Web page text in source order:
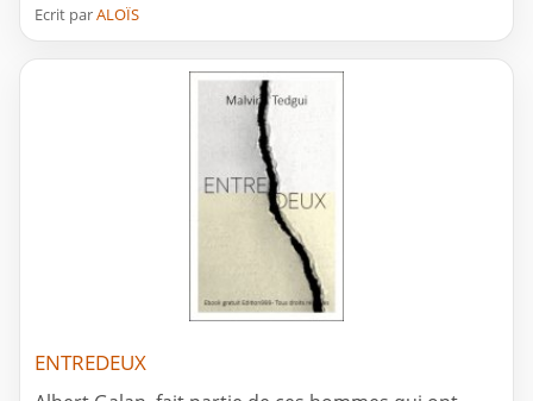
Ecrit parALOÏS
ENTREDEUX